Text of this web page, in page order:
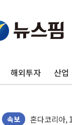
해외투자 산업
속보
제이케이
숙명여대,
배재규 한
제주항공, 中
HD현대중공
폭스바겐코